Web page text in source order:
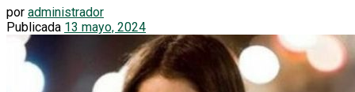
por administrador
Publicada 13 mayo, 2024